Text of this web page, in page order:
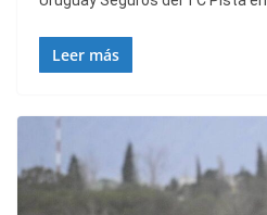
Leer más